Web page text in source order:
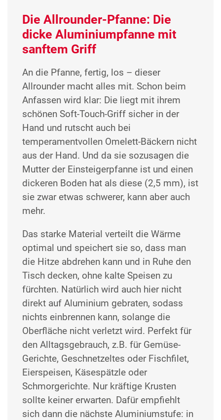
Die Allrounder-Pfanne: Die
dicke Aluminiumpfanne mit
sanftem Griff
An die Pfanne, fertig, los – dieser
Allrounder macht alles mit. Schon beim
Anfassen wird klar: Die liegt mit ihrem
schönen Soft-Touch-Griff sicher in der
Hand und rutscht auch bei
temperamentvollen Omelett-Bäckern nicht
aus der Hand. Und da sie sozusagen die
Mutter der Einsteigerpfanne ist und einen
dickeren Boden hat als diese (2,5 mm), ist
sie zwar etwas schwerer, kann aber auch
mehr.
Das starke Material verteilt die Wärme
optimal und speichert sie so, dass man
die Hitze abdrehen kann und in Ruhe den
Tisch decken, ohne kalte Speisen zu
fürchten. Natürlich wird auch hier nicht
direkt auf Aluminium gebraten, sodass
nichts einbrennen kann, solange die
Oberfläche nicht verletzt wird. Perfekt für
den Alltagsgebrauch, z.B. für Gemüse-
Gerichte, Geschnetzeltes oder Fischfilet,
Eierspeisen, Käsespätzle oder
Schmorgerichte. Nur kräftige Krusten
sollte keiner erwarten. Dafür empfiehlt
sich dann die nächste Aluminiumstufe: in